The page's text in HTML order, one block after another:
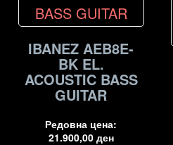
IBANEZ AEB8E-
BK EL.
ACOUSTIC BASS
GUITAR
Редовна цена:
21.900,00 ден